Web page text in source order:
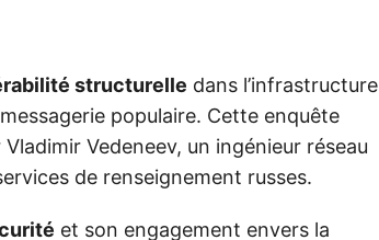
structurelle dans l’infrastructure
populaire. Cette enquête
Vedeneev, un ingénieur réseau
de renseignement russes.
et son engagement envers la